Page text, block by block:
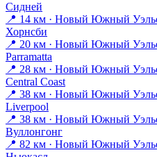
Сидней
📍 14 км · Новый Южный
Хорнсби
📍 20 км · Новый Южный
Parramatta
📍 28 км · Новый Южный
Central Coast
📍 38 км · Новый Южный
Liverpool
📍 38 км · Новый Южный
Вуллонгонг
📍 82 км · Новый Южный